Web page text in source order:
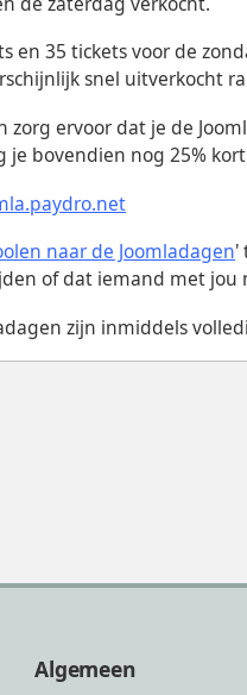
en 35 tickets voor de
snel uitverkocht
zorg ervoor dat je de
bovendien nog 25%
naar de Joomladagen'
of dat iemand met jou
zijn inmiddels
Algemeen